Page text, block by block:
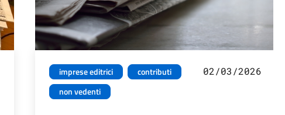
imprese editrici
contributi
non vedenti
02/03/2026